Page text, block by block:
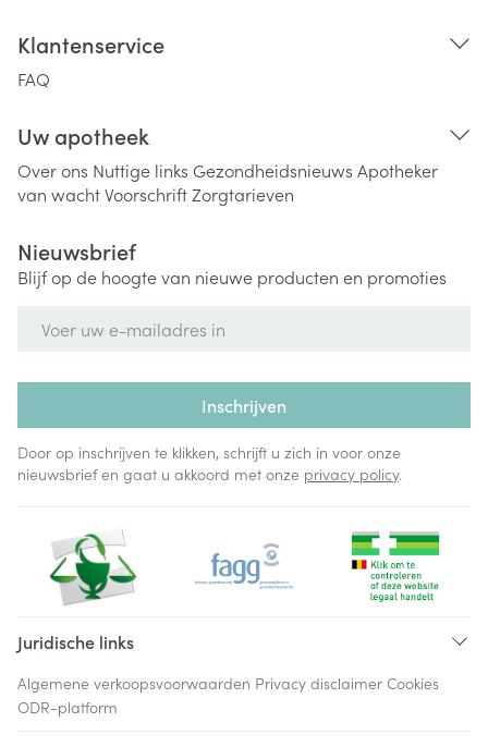
Klantenservice
FAQ
Uw apotheek
Over ons Nuttige links Gezondheidsnieuws Apotheker
van wachtVoorschriftZorgtarieven
Nieuwsbrief
Blijf op de hoogte van nieuwe producten en promoties
Inschrijven
Door op inschrijven te klikken, schrijft u zich in voor onze
nieuwsbrief en gaat u akkoord met onze privacy policy.
Juridische links
Algemene verkoopsvoorwaarden Privacy disclaimer Cookies
ODR-platform